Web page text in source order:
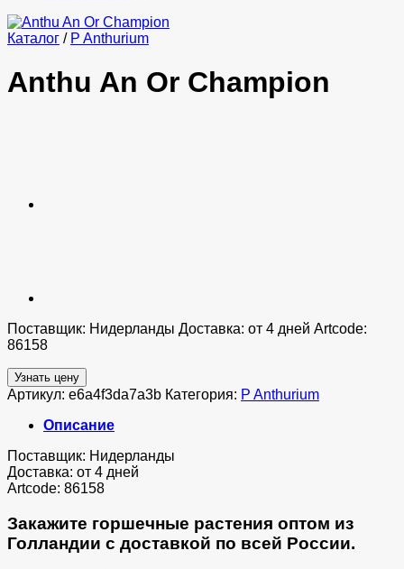
Каталог / P Anthurium
Anthu An Or Champion
Поставщик: Нидерланды Доставка: от 4 дней Artcode:
86158
Узнать цену
Артикул: e6a4f3da7a3b Категория: P Anthurium
Описание
Поставщик: Нидерланды
Доставка: от 4 дней
Artcode: 86158
Закажите горшечные растения оптом из
Голландии с доставкой по всей России.